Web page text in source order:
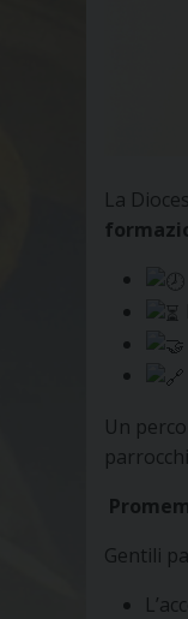
La
Un
Gentili